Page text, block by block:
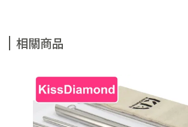
相關商品